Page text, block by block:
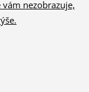
nezobrazuje,